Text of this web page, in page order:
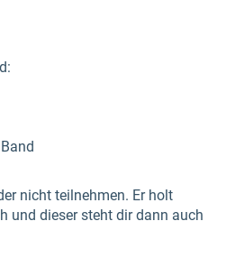
nicht teilnehmen. Er holt
und dieser steht dir dann auch